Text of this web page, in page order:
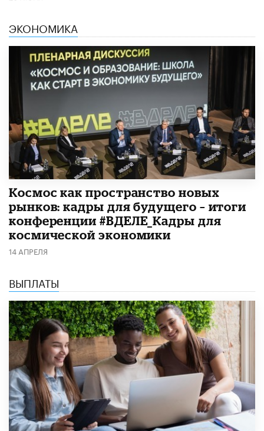
ЭКОНОМИКА
Космос как пространство новых
рынков: кадры для будущего – итоги
конференции #ВДЕЛЕ_Кадры для
космической экономики
14 АПРЕЛЯ
ВЫПЛАТЫ